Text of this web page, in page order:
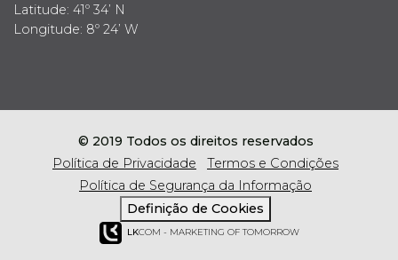
Latitude: 41º 34’ N
Longitude: 8º 24’ W
© 2019 Todos os direitos reservados
Política de Privacidade
Termos e Condições
Política de Segurança da Informação
Definição de Cookies
LKCOM - MARKETING OF TOMORROW